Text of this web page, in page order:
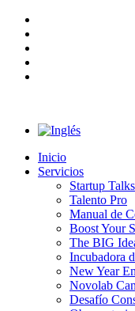
Inicio
Servicios
Startup Talks
Talento Pro
Manual de
Boost Your
The BIG
Incubadora
New Year
Novolab
Desafío